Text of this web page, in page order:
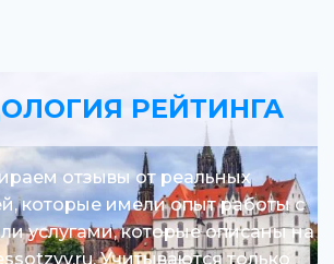
РЕЙТИНГА
отзывы от реальных
которые имели опыт работы с
услугами, которые описаны на
Учитываются только